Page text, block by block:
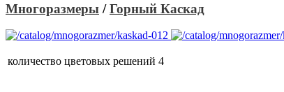
Многоразмеры /Горный Каскад
количество цветовых решений 4